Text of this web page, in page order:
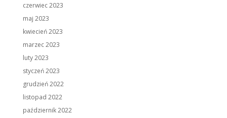
czerwiec 2023
maj 2023
kwiecień 2023
marzec 2023
luty 2023
styczeń 2023
grudzień 2022
listopad 2022
październik 2022